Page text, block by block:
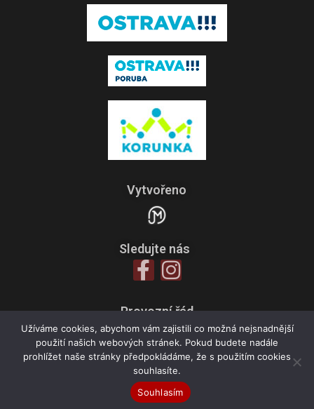
Vytvořeno
Sledujte nás
Provozní řád
Zpracování osobních údajů
Všeobecné obchodní podmínky
© 2021 Dance Studio Ostrava. All rights reserved.
Užíváme cookies, abychom vám zajistili co možná nejsnadnější
použití našich webových stránek. Pokud budete nadále
prohlížet naše stránky předpokládáme, že s použitím cookies
souhlasíte.
Souhlasím